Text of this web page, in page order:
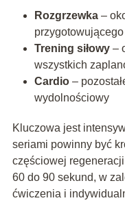
Rozgrzewka–
Trening siłowy–
wszystkich
Cardio–
wydolnościowy
Kluczowa jest
seriami powinny być
częściowej
60 do 90 sekund, w
ćwiczenia i